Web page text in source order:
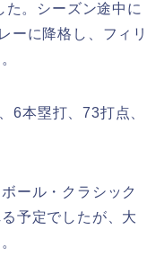
。シーズン途中に
ーに降格し、フィリ
6本塁打、73打点、
ール・クラシック
予定でしたが、大